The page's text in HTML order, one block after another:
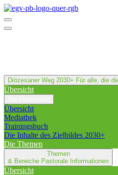
Diözesaner Weg 2030+ Für alle, die
Übersicht
Übersicht
Mediathek
Trainingsbuch
Die Inhalte des Zielbildes 2030+
Die Themen
Themen
& Bereiche Pastorale Informationen
Übersicht